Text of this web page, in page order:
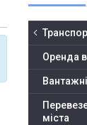
Оренда
міста